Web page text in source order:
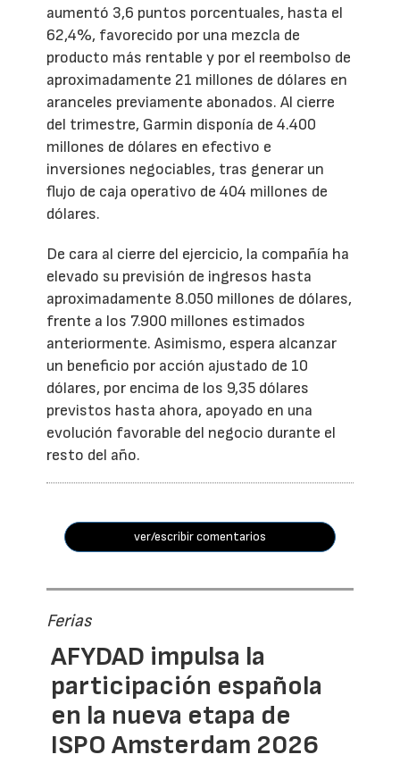
aumentó 3,6 puntos porcentuales, hasta el
62,4%, favorecido por una mezcla de
producto más rentable y por el reembolso de
aproximadamente 21 millones de dólares en
aranceles previamente abonados. Al cierre
del trimestre, Garmin disponía de 4.400
millones de dólares en efectivo e
inversiones negociables, tras generar un
flujo de caja operativo de 404 millones de
dólares.
De cara al cierre del ejercicio, la compañía ha
elevado su previsión de ingresos hasta
aproximadamente 8.050 millones de dólares,
frente a los 7.900 millones estimados
anteriormente. Asimismo, espera alcanzar
un beneficio por acción ajustado de 10
dólares, por encima de los 9,35 dólares
previstos hasta ahora, apoyado en una
evolución favorable del negocio durante el
resto del año.
ver/escribir comentarios
Ferias
AFYDAD impulsa la
participación española
en la nueva etapa de
ISPO Amsterdam 2026